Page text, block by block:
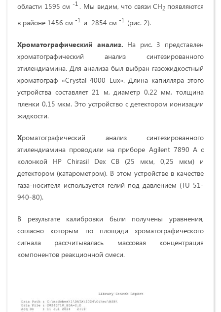
области 1595 см -1 . Мы видим, что связи CH2 появляются
в районе 1456 см -1 и 2854 см -1 (рис. 2).
Хроматографический анализ. На рис. 3 представлен
хроматографический анализ синтезированного
этилендиамина. Для анализа был выбран газожидкостный
хроматограф «Crystal 4000 Lux». Длина капилляра этого
устройства составляет 21 м, диаметр 0,22 мм, толщина
пленки 0,15 мкм. Это устройство с детектором ионизации
жидкости.
Хроматографический анализ синтезированного
этилендиамина проводили на приборе Agilent 7890 A с
колонкой HP Chirasil Dex CB (25 мкм, 0,25 мкм) и
детектором (катарометром). В этом устройстве в качестве
газа-носителя используется гелий под давлением (TU 51-
940-80).
В результате калибровки были получены уравнения,
согласно которым по площади хроматографического
сигнала рассчитывалась массовая концентрация
компонентов реакционной смеси.